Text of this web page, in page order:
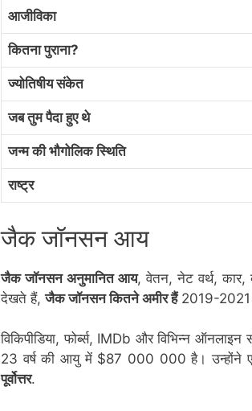
आजीविका
कितना पुराना?
ज्योतिषीय संकेत
जब तुम पैदा हुए थे
जन्म की भौगोलिक स्थिति
राष्ट्र
जैक जॉनसन आय
जैक जॉनसन अनुमानित आय, वेतन, नेट वर्थ, कार,
देखते हैं,जैक जॉनसन कितने अमीर हैं2019-2021
विकिपीडिया, फोर्ब्स, IMDb और विभिन्न
23 वर्ष की आयु में $87 000 000 है। उन्होंने
पूर्वोत्तर.